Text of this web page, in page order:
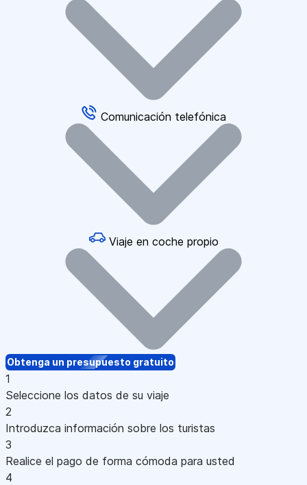
Comunicación telefónica
Viaje en coche propio
Obtenga un presupuesto gratuito
1
Seleccione los datos de su viaje
2
Introduzca información sobre los turistas
3
Realice el pago de forma cómoda para usted
4